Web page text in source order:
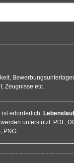
Zeugnisse etc.
ist erforderlich: Lebenslauf
unterstützt: PDF,
PNG.